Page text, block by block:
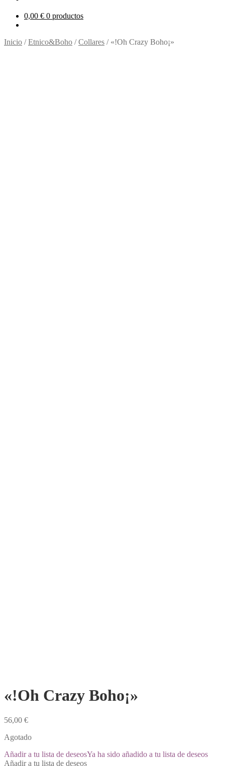
0,00 € 0 productos
Inicio /Etnico&Boho /Collares / «!Oh Crazy Boho¡»
«!Oh Crazy Boho¡»
56,00 €
Agotado
Añadir a tu lista de deseosYa ha sido añadido a tu lista de deseos
Añadir a tu lista de deseos